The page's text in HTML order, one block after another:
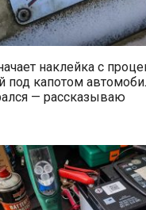
наклейка с
под капотом
— рассказываю